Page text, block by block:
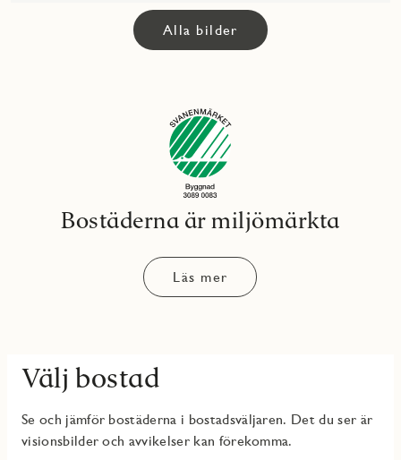
Alla bilder
Bostäderna är miljömärkta
Läs mer
Välj bostad
Se och jämför bostäderna i bostadsväljaren. Det du ser är
visionsbilder och avvikelser kan förekomma.